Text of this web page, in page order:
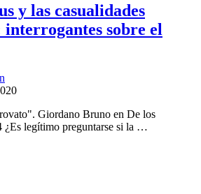
y las casualidades
interrogantes sobre el
Giordano Bruno en De los
¿Es legítimo preguntarse si la …